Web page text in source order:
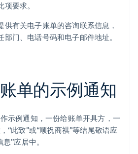
要求。
供有关电子账单的咨询联系信息，
部门、电话号码和电子邮件地址。
单的示例通知
示例通知，一份给账单开具方，一
“此致”或“顺祝商祺”等结尾敬语应
”应居中。